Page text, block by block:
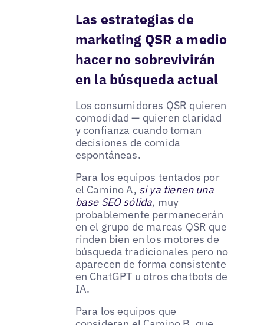
Las estrategias de
marketing QSR a medio
hacer no sobrevivirán
en la búsqueda actual
Los consumidores QSR quieren
comodidad — quieren claridad
y confianza cuando toman
decisiones de comida
espontáneas.
Para los equipos tentados por
el Camino A, si ya tienen una
base SEO sólida, muy
probablemente permanecerán
en el grupo de marcas QSR que
rinden bien en los motores de
búsqueda tradicionales pero no
aparecen de forma consistente
en ChatGPT u otros chatbots de
IA.
Para los equipos que